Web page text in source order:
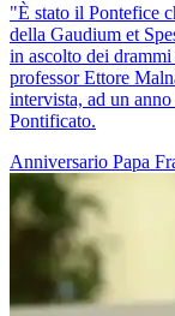
"È stato il Pontefice
della Gaudium et
in ascolto dei
professor Ettore
intervista, ad un
Pontificato.
Anniversario Papa